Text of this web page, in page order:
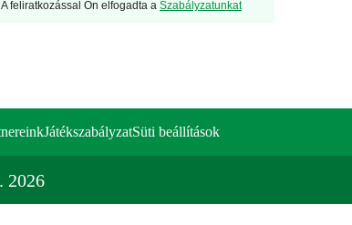
A feliratkozással Ön elfogadta a Szabályzatunkat
JátékszabályzatSüti beállítások
2026